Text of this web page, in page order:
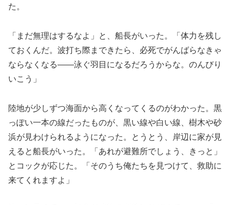
た。
「まだ無理はするなよ」と、船長がいった。「体力を残し
ておくんだ。波打ち際まできたら、必死でがんばらなきゃ
ならなくなる――泳ぐ羽目になるだろうからな。のんびり
いこう」
陸地が少しずつ海面から高くなってくるのがわかった。黒
っぽい一本の線だったものが、黒い線や白い線、樹木や砂
浜が見わけられるようになった。とうとう、岸辺に家が見
えると船長がいった。「あれが避難所でしょう、きっと」
とコックが応じた。「そのうち俺たちを見つけて、救助に
来てくれますよ」